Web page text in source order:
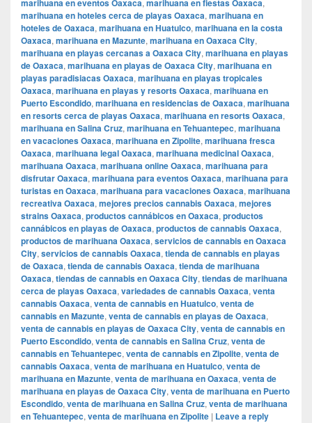
marihuana en eventos Oaxaca marihuana en fiestas Oaxaca
marihuana en hoteles cerca de playas Oaxaca, marihuana en
hoteles de Oaxaca, marihuana en Huatulco, marihuana en la costa
Oaxaca, marihuana en Mazunte, marihuana en Oaxaca City,
marihuana en playas cercanas a Oaxaca City, marihuana en playas
de Oaxaca, marihuana en playas de Oaxaca City, marihuana en
playas paradisiacas Oaxaca, marihuana en playas tropicales
Oaxaca, marihuana en playas y resorts Oaxaca, marihuana en
Puerto Escondido, marihuana en residencias de Oaxaca, marihuana
en resorts cerca de playas Oaxaca, marihuana en resorts Oaxaca,
marihuana en Salina Cruz, marihuana en Tehuantepec, marihuana
en vacaciones Oaxaca, marihuana en Zipolite, marihuana fresca
Oaxaca, marihuana legal Oaxaca, marihuana medicinal Oaxaca,
marihuana Oaxaca, marihuana online Oaxaca, marihuana para
disfrutar Oaxaca, marihuana para eventos Oaxaca, marihuana para
turistas en Oaxaca, marihuana para vacaciones Oaxaca, marihuana
recreativa Oaxaca, mejores precios cannabis Oaxaca, mejores
strains Oaxaca, productos cannábicos en Oaxaca, productos
cannábicos en playas de Oaxaca, productos de cannabis Oaxaca,
productos de marihuana Oaxaca, servicios de cannabis en Oaxaca
City, servicios de cannabis Oaxaca, tienda de cannabis en playas
de Oaxaca, tienda de cannabis Oaxaca, tienda de marihuana
Oaxaca, tiendas de cannabis en Oaxaca City, tiendas de marihuana
cerca de playas Oaxaca, variedades de cannabis Oaxaca, venta
cannabis Oaxaca, venta de cannabis en Huatulco, venta de
cannabis en Mazunte, venta de cannabis en playas de Oaxaca,
venta de cannabis en playas de Oaxaca City, venta de cannabis en
Puerto Escondido, venta de cannabis en Salina Cruz, venta de
cannabis en Tehuantepec, venta de cannabis en Zipolite, venta de
cannabis Oaxaca, venta de marihuana en Huatulco, venta de
marihuana en Mazunte, venta de marihuana en Oaxaca, venta de
marihuana en playas de Oaxaca City, venta de marihuana en Puerto
Escondido, venta de marihuana en Salina Cruz, venta de marihuana
en Tehuantepec, venta de marihuana en Zipolite | Leave a reply